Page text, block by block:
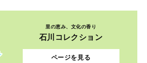
里の恵み、文化の香り
石川コレクション
ページを見る